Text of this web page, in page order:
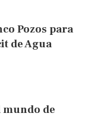
Pozos para
de Agua
de